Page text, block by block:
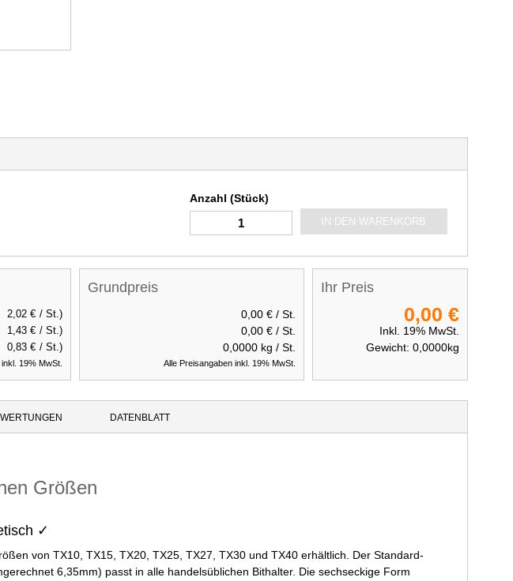
Anzahl (Stück)
IN DEN WARENKORB
2,02 € / St.)
1,43 € / St.)
0,83 € / St.)
19% MwSt.
Grundpreis
0,00 €/ St.
0,00 €/ St.
0,0000 kg / St.
Alle Preisangaben inkl. 19% MwSt.
Ihr Preis
0,00 €
Inkl. 19% MwSt.
Gewicht: 0,0000kg
DATENBLATT
Größen
✓
von TX10, TX15, TX20, TX25, TX27, TX30 und TX40 erhältlich. Der Standard-
6,35mm) passt in alle handelsüblichen Bithalter. Die sechseckige Form